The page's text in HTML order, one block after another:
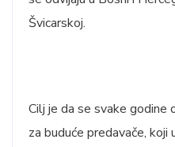
Švicarskoj.
Cilj je da se svake godine
za buduće predavače, koji